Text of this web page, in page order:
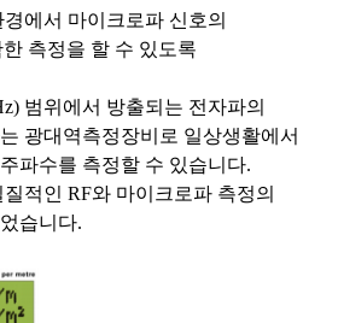
경에서 마이크로파 신호의
측정을 할 수 있도록
범위에서 방출되는 전자파의
광대역측정장비로 일상생활에서
파수를 측정할 수 있습니다.
질적인 RF와 마이크로파 측정의
습니다.